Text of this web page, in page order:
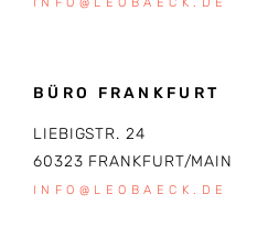
INFO@LEOBAECK.DE
BÜRO FRANKFURT
LIEBIGSTR. 24
60323 FRANKFURT/MAIN
INFO@LEOBAECK.DE